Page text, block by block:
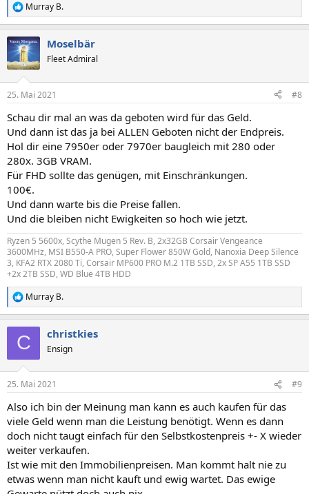
R
e
k
t
i
e
:
Murray B.
Moselbär
Fleet Admiral
25. Mai 2021 #8
Schau dir mal an was da geboten wird für das Geld.
Und dann ist das ja bei ALLEN Geboten nicht der Endpreis.
Hol dir eine 7950er oder 7970er baugleich mit 280 oder
280x. 3GB VRAM.
Für FHD sollte das genügen, mit Einschränkungen.
100€.
Und dann warte bis die Preise fallen.
Und die bleiben nicht Ewigkeiten so hoch wie jetzt.
Ryzen 5 5600x, Scythe Mugen 5 Rev. B, 2x32GB Corsair Vengeance
3600MHz, MSI B550-A PRO, Super Flower 850W Gold, Nanoxia Deep Silence
3, KFA2 RTX 2080 Ti, Corsair MP600 PRO M.2 1TB SSD, 2x SP A55 1TB SSD
+2x 2TB SSD, WD Blue 4TB HDD
R
e
e
:
Murray B.
C christkies
Ensign
25. Mai 2021 #9
Also ich bin der Meinung man kann es auch kaufen für das
viele Geld wenn man die Leistung benötigt. Wenn es dann
doch nicht taugt einfach für den Selbstkostenpreis +- X wieder
weiter verkaufen.
Ist wie mit den Immobilienpreisen. Man kommt halt nie zu
etwas wenn man nicht kauft und ewig wartet. Das ewige